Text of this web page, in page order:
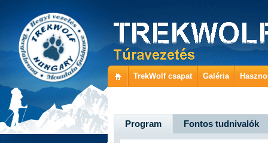
TrekWolf csapat Galéria
Program Fontos tudnivalók